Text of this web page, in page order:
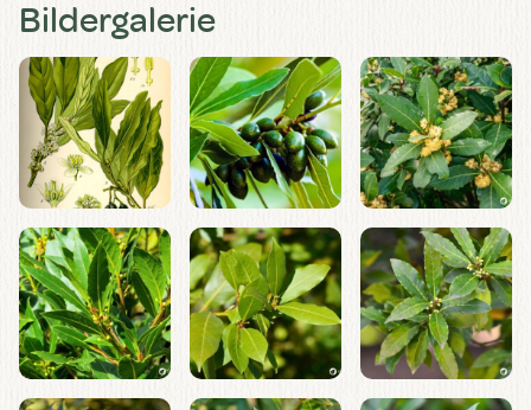
Bildergalerie